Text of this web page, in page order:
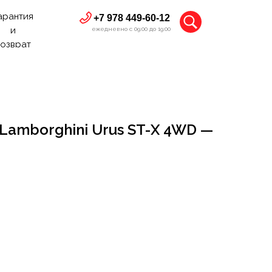
и
+7 978 449-60-12
ежедневно с 09:00 до 19:00
Urus ST-X 4WD —